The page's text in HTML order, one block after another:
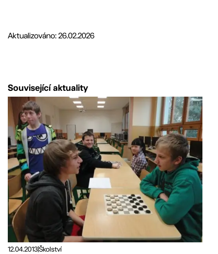
Aktualizováno: 26.02.2026
Související aktuality
12.04.2013Školství